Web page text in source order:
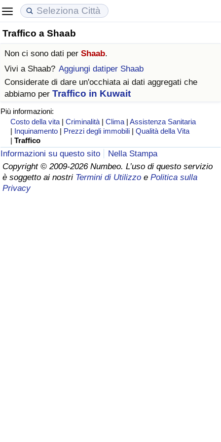
Traffico a Shaab
Non ci sono dati per Shaab.
Vivi a Shaab? Aggiungi datiper Shaab
Considerate di dare un'occhiata ai dati aggregati che
abbiamo per Traffico in Kuwait
Più informazioni:
Costo della vita |Criminalità |Clima |Assistenza Sanitaria
| Inquinamento | Prezzi degli immobili |Qualità della Vita
|Traffico
Informazioni su questo sito
Nella Stampa
Copyright © 2009-2026 Numbeo. L’uso di questo servizio
è soggetto ai nostri Termini di Utilizzo e Politica sulla
Privacy
Costo della vita
Indice Del Costo Della Vita
Indice del Costo della Vita per Nazione
ad Aqaba
Prezzi degli immobili
Indice del Prezzo delle Case
Indice del Prezzo delle Case per Nazione
Qualità della Vita
Indice della Qualità della Vita (Corrente)
Indice della qualità della vita per Paese
Criminalità
Indice del Tasso di Criminalità (Corrente)
Indice della Criminalità